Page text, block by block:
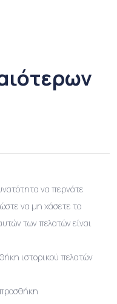
να περνάτε
να μη χάσετε τα
των πελατών είναι
ιστορικού πελατών